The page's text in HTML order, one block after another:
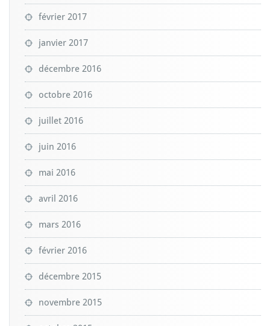
février 2017
janvier 2017
décembre 2016
octobre 2016
juillet 2016
juin 2016
mai 2016
avril 2016
mars 2016
février 2016
décembre 2015
novembre 2015